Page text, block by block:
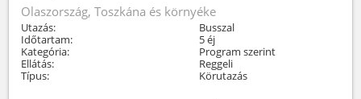
Olaszország, Toszkána és környéke
Utazás:
Busszal
Időtartam:
5 éj
Kategória:
Program szerint
Ellátás:
Reggeli
Típus:
Körutazás